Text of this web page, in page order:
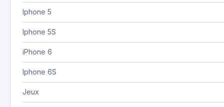
Iphone 5
Iphone 5S
iPhone 6
Iphone 6S
Jeux